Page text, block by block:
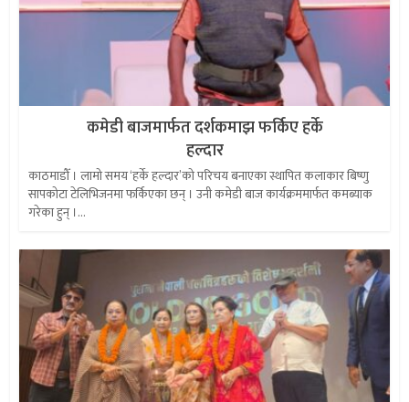
कमेडी बाजमार्फत दर्शकमाझ फर्किए हर्के
हल्दार
काठमाडौँ । लामो समय ‘हर्के हल्दार’को परिचय बनाएका स्थापित कलाकार बिष्णु
सापकोटा टेलिभिजनमा फर्किएका छन् । उनी कमेडी बाज कार्यक्रममार्फत कमब्याक
गरेका हुन् ।...